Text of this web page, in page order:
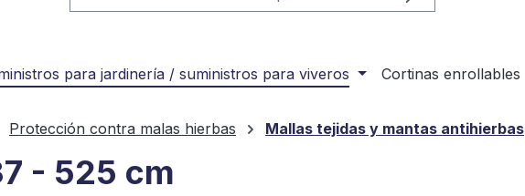
para jardinería / suministros para viveros Cortinas enrollables
Protección contra malas hierbas Mallas tejidas y mantas antihierbas
- 525 cm